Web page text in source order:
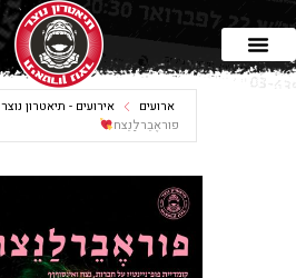
ארועים אירועים - תיאטרון נוצר
פוראֶבֵרלַנֵצח